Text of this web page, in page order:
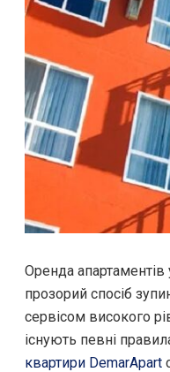
Оренда
прозорий спосіб
сервісом високого
існують певні
квартири DemarApart